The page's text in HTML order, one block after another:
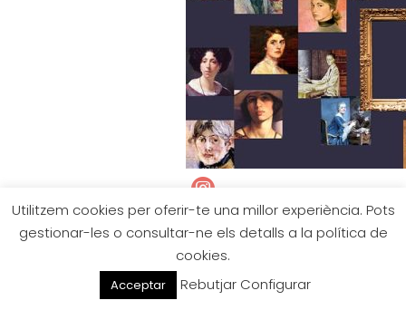

© 2026 Marta Serra Pou
Tots els drets reservats
Utilitzem cookies per oferir-te una millor experiència. Pots
gestionar-les o consultar-ne els detalls a la política de
cookies.
Acceptar Rebutjar Configurar